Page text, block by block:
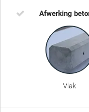
Afwerking
Vlak